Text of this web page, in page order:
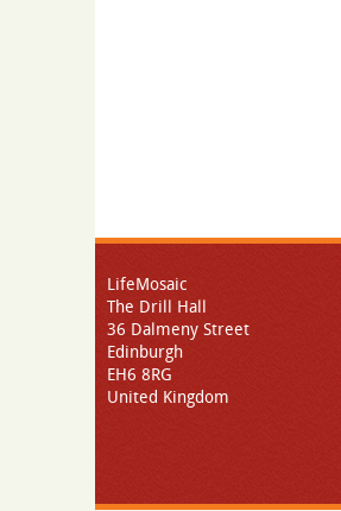
LifeMosaic
The Drill Hall
36 Dalmeny Street
Edinburgh
EH6 8RG
United Kingdom